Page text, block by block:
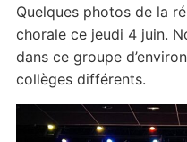
Quelques photos de la
chorale ce jeudi 4 juin.
dans ce groupe
collèges différents.